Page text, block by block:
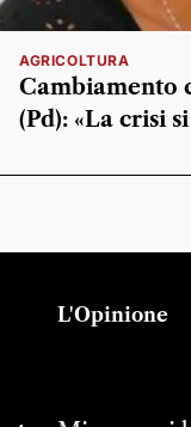
AGRICOLTURA
Cambiamento
(Pd): «La crisi
L'Opinione